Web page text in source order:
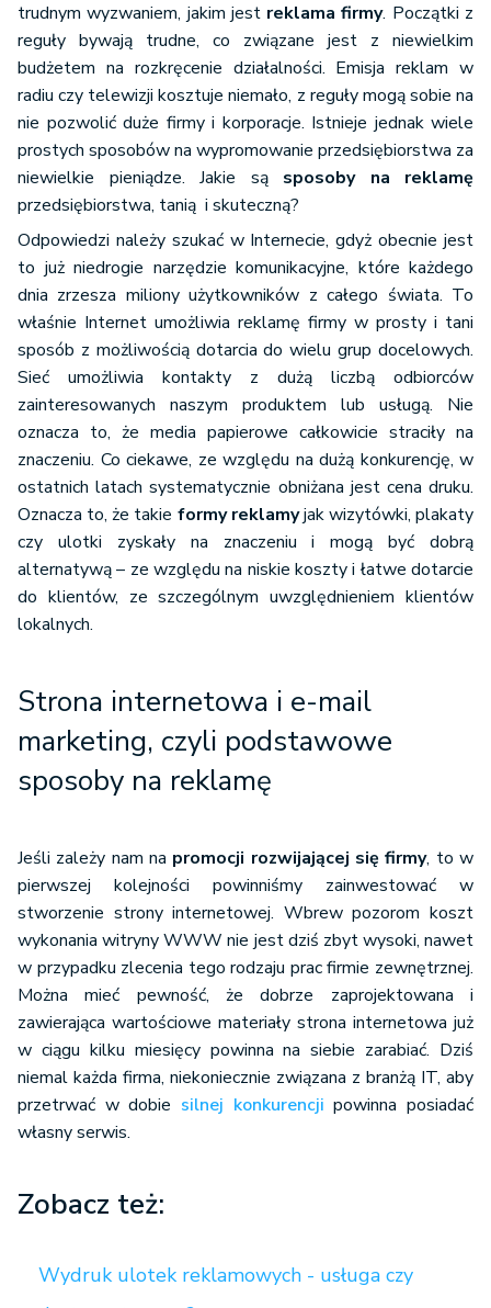
trudnym wyzwaniem, jakim jest reklama firmy. Początki z
reguły bywają trudne, co związane jest z niewielkim
budżetem na rozkręcenie działalności. Emisja reklam w
radiu czy telewizji kosztuje niemało, z reguły mogą sobie na
nie pozwolić duże firmy i korporacje. Istnieje jednak wiele
prostych sposobów na wypromowanie przedsiębiorstwa za
niewielkie pieniądze. Jakie są sposoby na reklamę
przedsiębiorstwa, tanią i skuteczną?
Odpowiedzi należy szukać w Internecie, gdyż obecnie jest
to już niedrogie narzędzie komunikacyjne, które każdego
dnia zrzesza miliony użytkowników z całego świata. To
właśnie Internet umożliwia reklamę firmy w prosty i tani
sposób z możliwością dotarcia do wielu grup docelowych.
Sieć umożliwia kontakty z dużą liczbą odbiorców
zainteresowanych naszym produktem lub usługą. Nie
oznacza to, że media papierowe całkowicie straciły na
znaczeniu. Co ciekawe, ze względu na dużą konkurencję, w
ostatnich latach systematycznie obniżana jest cena druku.
Oznacza to, że takie formy reklamyjak wizytówki, plakaty
czy ulotki zyskały na znaczeniu i mogą być dobrą
alternatywą – ze względu na niskie koszty i łatwe dotarcie
do klientów, ze szczególnym uwzględnieniem klientów
lokalnych.
Strona internetowa i e-mail
marketing, czyli podstawowe
sposoby na reklamę
Jeśli zależy nam na promocji rozwijającej się firmy, to w
pierwszej kolejności powinniśmy zainwestować w
stworzenie strony internetowej. Wbrew pozorom koszt
wykonania witryny WWW nie jest dziś zbyt wysoki, nawet
w przypadku zlecenia tego rodzaju prac firmie zewnętrznej.
Można mieć pewność, że dobrze zaprojektowana i
zawierająca wartościowe materiały strona internetowa już
w ciągu kilku miesięcy powinna na siebie zarabiać. Dziś
niemal każda firma, niekoniecznie związana z branżą IT, aby
przetrwać w dobie silnej konkurencji powinna posiadać
własny serwis.
Zobacz też:
Wydruk ulotek reklamowych - usługa czy